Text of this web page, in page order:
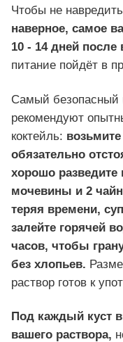
Чтобы не
наверное, самое
10 - 14 дней
питание пойдёт в
Самый безопасный
рекомендуют
коктейль:
обязательно
хорошо
мочевины и 2
теряя времени,
залейте горячей
часов, чтобы
без хлопьев.
раствор готов к
Под каждый куст
вашего раствора,